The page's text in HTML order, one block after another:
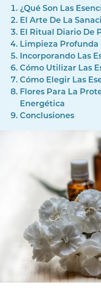
¿Qué Son Las
El Arte De La
El Ritual Diario De
Limpieza Profunda
Incorporando Las
Cómo Utilizar Las
Cómo Elegir Las
Flores Para La
Energética
Conclusiones